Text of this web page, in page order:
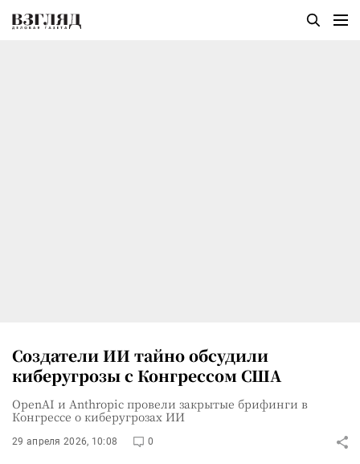
Создатели ИИ тайно обсудили
киберугрозы с Конгрессом США
OpenAI и Anthropic провели закрытые брифинги в
Конгрессе о киберугрозах ИИ
29 апреля 2026, 10:08 0